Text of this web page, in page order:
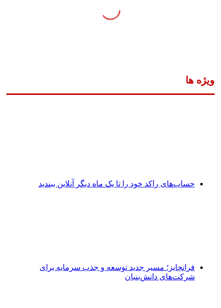
ویژه ها
حساب‌های راکد خود را تا یک ماه دیگر آنلاین ببندید
فرانچایز؛ مسیر جدید توسعه و جذب سرمایه برای
شرکت‌های دانش‌بنیان